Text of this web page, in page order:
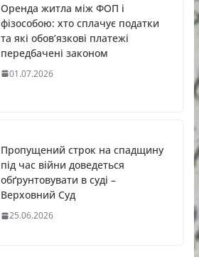
Оренда житла між ФОП і
фізособою: хто сплачує податки
та які обов’язкові платежі
передбачені законом
01.07.2026
Пропущений строк на спадщину
під час війни доведеться
обґрунтовувати в суді –
Верховний Суд
25.06.2026